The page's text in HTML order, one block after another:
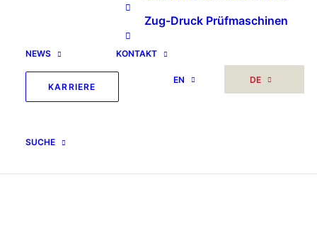
Zug-Druck Prüfmaschinen
NEWS KONTAKT
KARRIERE
EN DE
SUCHE